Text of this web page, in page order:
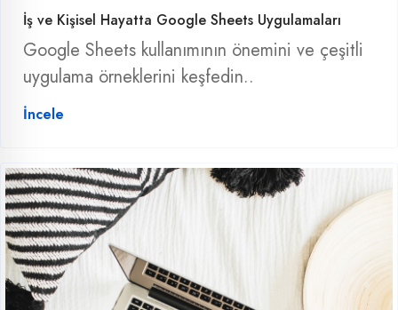
İş ve Kişisel Hayatta Google Sheets Uygulamaları
Google Sheets kullanımının önemini ve çeşitli
uygulama örneklerini keşfedin..
İncele